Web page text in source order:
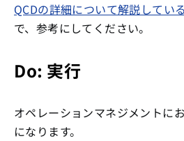
QCDの詳細について解説してい
で、参考にしてください。
Do: 実行
オペレーションマネジメントに
になります。